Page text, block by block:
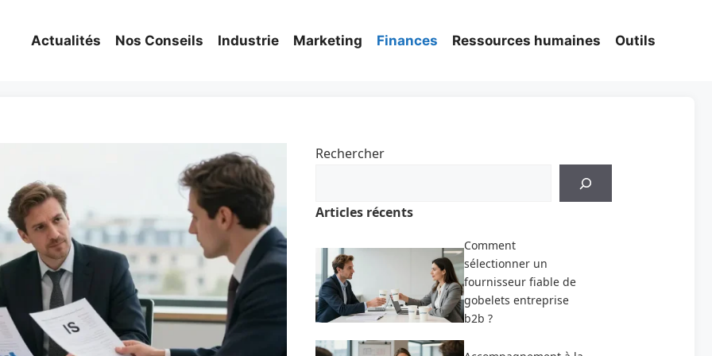
Actualités Nos Conseils Industrie Marketing Finances Ressources humaines Outils
Rechercher
Articles récents
Comment
sélectionner un
fournisseur fiable de
gobelets entreprise
b2b ?